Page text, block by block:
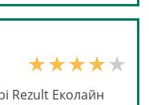
Rezult Еколайн